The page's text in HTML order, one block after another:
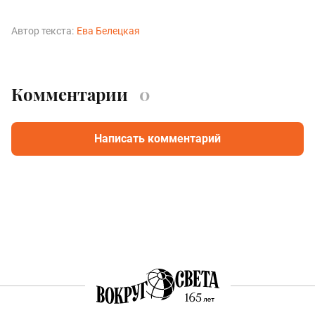
Автор текста: Ева Белецкая
Комментарии 0
Написать комментарий